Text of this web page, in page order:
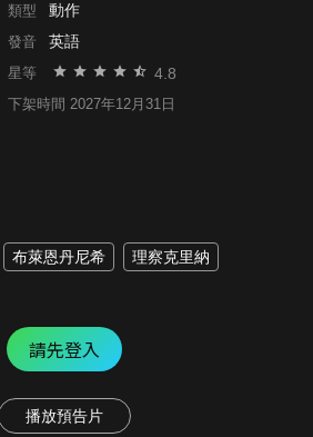
類型 動作
發音 英語
星等 4.8
下架時間 2027年12月31日
布萊恩丹尼希 理察克里納
請先登入
播放預告片